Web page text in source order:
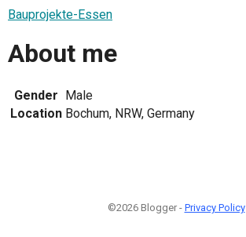
Bauprojekte-Essen
About me
Gender Male
Location Bochum, NRW, Germany
©2026 Blogger - Privacy Policy